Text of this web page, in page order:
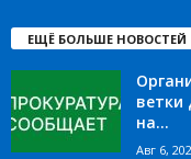
ЕЩЁ БОЛЬШЕ НОВОСТЕЙ
ветки
на...
Авг 6,